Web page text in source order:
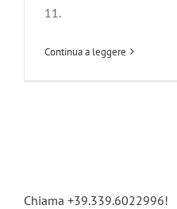
11.
Continua a leggere
Chiama +39.339.6022996!